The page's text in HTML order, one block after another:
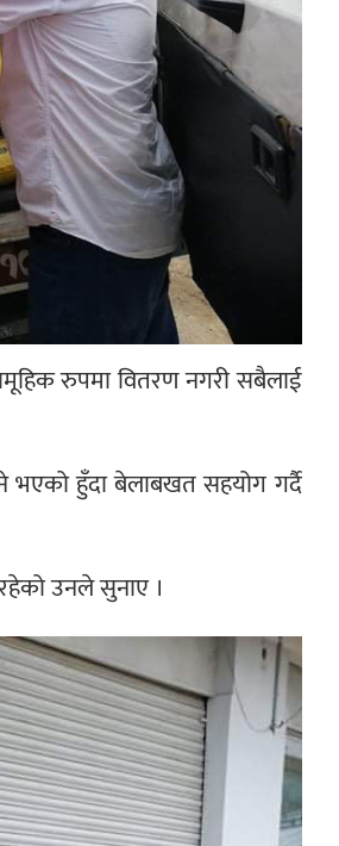
रुपमा वितरण नगरी सबैलाई
भएको हुँदा बेलाबखत सहयोग गर्दै
उनले सुनाए ।